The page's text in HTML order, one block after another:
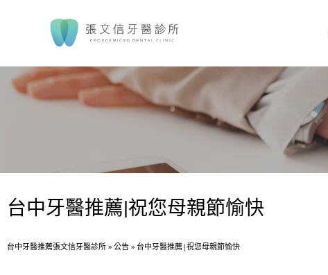
台中牙醫推薦|祝您母親節愉快
台中牙醫推薦張文信牙醫診所 » 公告 » 台中牙醫推薦|祝您母親節愉快